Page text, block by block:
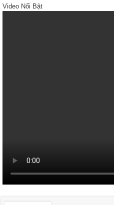
Video Nổi Bật